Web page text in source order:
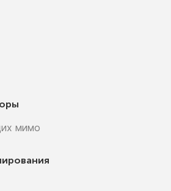
мимо